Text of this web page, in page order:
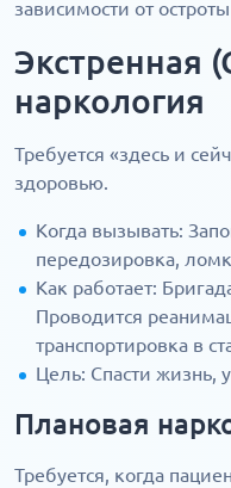
зависимости от
Экстренная
наркология
Требуется «здесь и
здоровью.
Когда вызывать:
передозировка,
Как работает:
Проводится
транспортировка в
Цель: Спасти жизнь,
Плановая
Требуется, когда